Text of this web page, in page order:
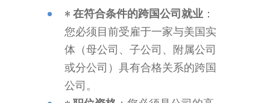
•在符合条件的跨国公司就业 ：
您必须目前受雇于一家与美国实
体（母公司、子公司、附属公司
或分公司）具有合格关系的跨国
公司。